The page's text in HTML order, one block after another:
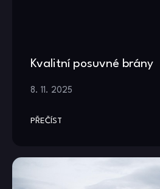
Kvalitní posuvné brány
8. 11. 2025
PŘEČÍST